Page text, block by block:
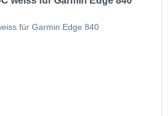
für Garmin Edge 840